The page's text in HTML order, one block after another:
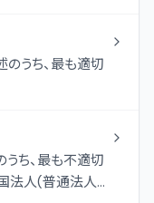
うち、最も適切
ち、最も不適切
法人(普通法人)